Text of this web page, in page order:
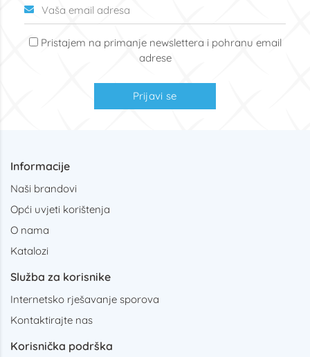
Pristajem na primanje newslettera i pohranu email
adrese
Prijavi se
Informacije
Naši brandovi
Opći uvjeti korištenja
O nama
Katalozi
Služba za korisnike
Internetsko rješavanje sporova
Kontaktirajte nas
Korisnička podrška